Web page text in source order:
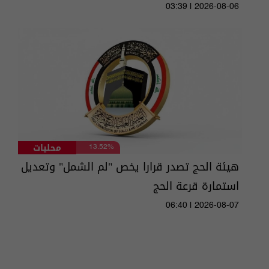
03:39 | 2026-08-06
محليات 13.52%
هيئة الحج تصدر قرارا يخص "لم الشمل" وتعديل
استمارة قرعة الحج
06:40 | 2026-08-07